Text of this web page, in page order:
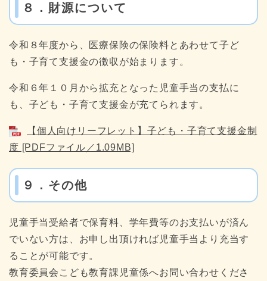
８．財源について
令和８年度から、医療保険の保険料とあわせて子ど
も・子育て支援金の徴収が始まります。
令和６年１０月から拡充となった児童手当の支払に
も、子ども・子育て支援金が充てられます。
【個人向けリーフレット】子ども・子育て支援金制
度 [PDFファイル／1.09MB]
９．その他
児童手当受給者で保育料、学年費等のお支払いが済ん
でいない方は、お申し出頂ければ児童手当より充当す
ることが可能です。
教育委員会こども教育課児童係へお問い合わせくださ